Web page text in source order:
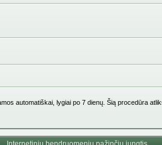
automatiškai, lygiai po 7 dienų. Šią procedūra